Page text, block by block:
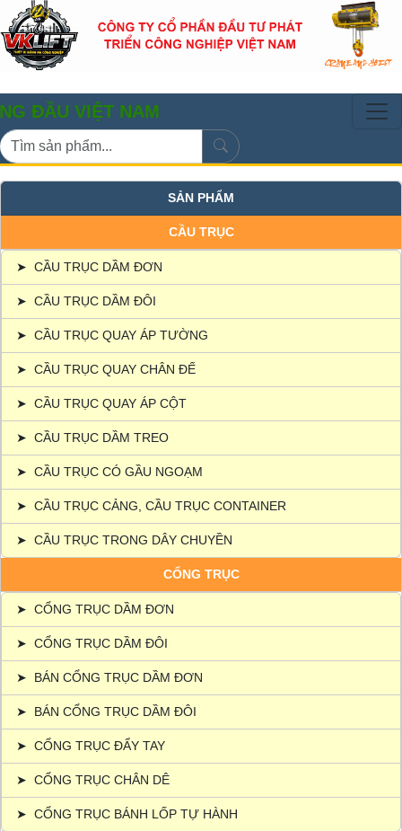
NAM
SẢN PHẨM
CẦU TRỤC
➤ CẦU TRỤC DẦM ĐƠN
➤ CẦU TRỤC DẦM ĐÔI
➤ CẦU TRỤC QUAY ÁP TƯỜNG
➤ CẦU TRỤC QUAY CHÂN ĐẾ
➤ CẦU TRỤC QUAY ÁP CỘT
➤ CẦU TRỤC DẦM TREO
➤ CẦU TRỤC CÓ GẦU NGOẠM
➤ CẦU TRỤC CẢNG, CẦU TRỤC CONTAINER
➤ CẦU TRỤC TRONG DÂY CHUYỀN
CỔNG TRỤC
➤ CỔNG TRỤC DẦM ĐƠN
➤ CỔNG TRỤC DẦM ĐÔI
➤ BÁN CỔNG TRỤC DẦM ĐƠN
➤ BÁN CỔNG TRỤC DẦM ĐÔI
➤ CỔNG TRỤC ĐẨY TAY
➤ CỔNG TRỤC CHÂN DÊ
➤ CỔNG TRỤC BÁNH LỐP TỰ HÀNH